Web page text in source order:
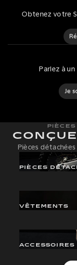
Obtenez votre
Parlez à
Je
Pièces
PIÈCES
VÊTEMENTS
ACCESSOIRES